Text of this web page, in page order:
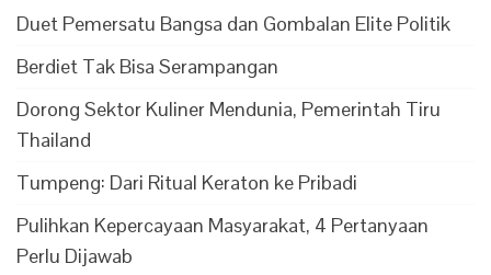
Duet Pemersatu Bangsa dan Gombalan Elite Politik
Berdiet Tak Bisa Serampangan
Dorong Sektor Kuliner Mendunia, Pemerintah Tiru
Thailand
Tumpeng: Dari Ritual Keraton ke Pribadi
Pulihkan Kepercayaan Masyarakat, 4 Pertanyaan
Perlu Dijawab